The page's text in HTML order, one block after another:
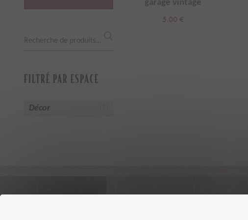
garage vintage
5.00 €
Recherche
FILTRÉ PAR ESPACE
Décor